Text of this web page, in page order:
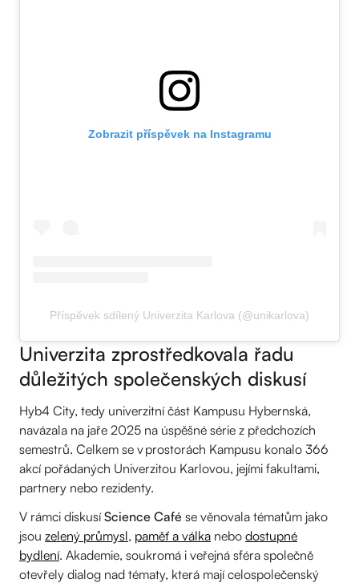
Zobrazit příspěvek na Instagramu
Příspěvek sdílený Univerzita Karlova (@unikarlova)
Univerzita zprostředkovala řadu
důležitých společenských diskusí
Hyb4 City, tedy univerzitní část Kampusu Hybernská,
navázala na jaře 2025 na úspěšné série z předchozích
semestrů. Celkem se v prostorách Kampusu konalo 366
akcí pořádaných Univerzitou Karlovou, jejími fakultami,
partnery nebo rezidenty.
V rámci diskusíScience Café se věnovala tématům jako
jsou zelený průmysl, paměť a válka nebo dostupné
bydlení. Akademie, soukromá i veřejná sféra společně
otevřely dialog nad tématy, která mají celospolečenský